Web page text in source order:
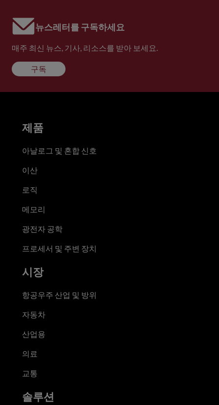
뉴스레터를 구독하세요
매주 최신 뉴스, 기사, 리소스를 받아 보세요.
구독
제품
아날로그 및 혼합 신호
이산
로직
메모리
광전자 공학
프로세서 및 주변 장치
시장
항공우주 산업 및 방위
자동차
산업용
의료
교통
솔루션